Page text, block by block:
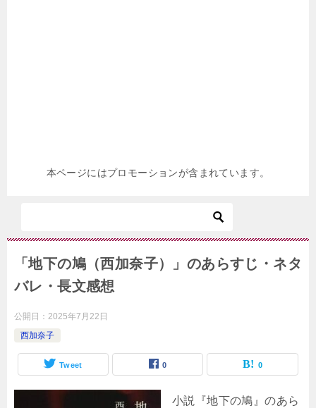
本ページにはプロモーションが含まれています。
「地下の鳩（西加奈子）」のあらすじ・ネタ
バレ・長文感想
公開日： 2025年7月22日
西加奈子
Tweet 0 0
小説『地下の鳩』のあら